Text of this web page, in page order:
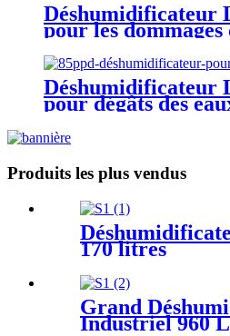
Déshumidificateur
pour les dommages
inondations
Déshumidificateur
pour dégâts des
Produits les plus vendus
170 litres
Grand
Industriel 960